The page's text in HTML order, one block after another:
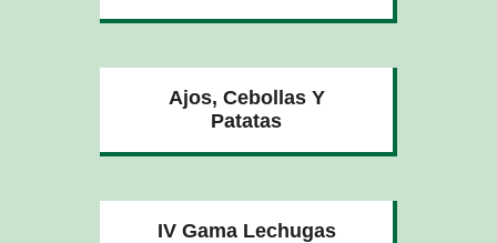
Ajos, Cebollas Y
Patatas
IV Gama Lechugas